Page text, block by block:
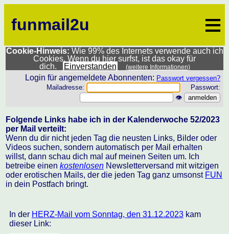
funmail2u ≡
Cookie-Hinweis: Wie 99% des Internets verwende auch ich
Cookies. Wenn du hier surfst, ist das okay für
dich.
Einverstanden (weitere Informationen)
Login für angemeldete Abonnenten: Passwort vergessen?
Mailadresse:
Passwort:
👁
Folgende Links habe ich in der Kalenderwoche 52/2023
per Mail verteilt:
Wenn du dir nicht jeden Tag die neusten Links, Bilder oder
Videos suchen, sondern automatisch per Mail erhalten
willst, dann schau dich mal auf meinen Seiten um. Ich
betreibe einen kostenlosen Newsletterversand mit witzigen
oder erotischen Mails, der die jeden Tag ganz umsonst FUN
in dein Postfach bringt.
In der HERZ-Mail vom Sonntag, den 31.12.2023 kam
dieser Link: